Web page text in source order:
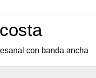
con banda ancha